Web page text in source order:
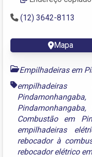
(12) 3642-8113
Mapa
Empilhadeiras em
Pindamonhangaba,
Pindamonhangaba,
Combustão em
empilhadeiras
rebocador à
rebocador elétrico